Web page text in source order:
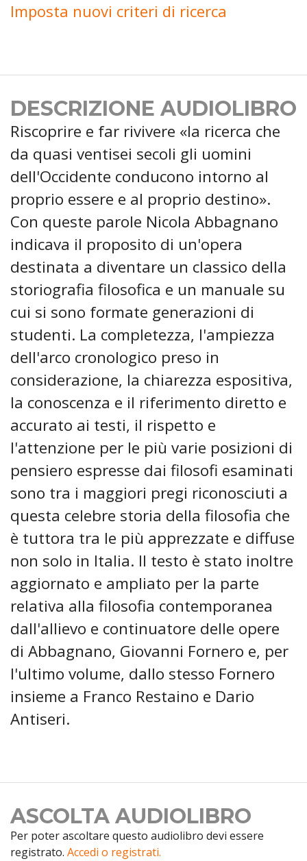
Imposta nuovi criteri di ricerca
DESCRIZIONE AUDIOLIBRO
Riscoprire e far rivivere «la ricerca che
da quasi ventisei secoli gli uomini
dell'Occidente conducono intorno al
proprio essere e al proprio destino».
Con queste parole Nicola Abbagnano
indicava il proposito di un'opera
destinata a diventare un classico della
storiografia filosofica e un manuale su
cui si sono formate generazioni di
studenti. La completezza, l'ampiezza
dell'arco cronologico preso in
considerazione, la chiarezza espositiva,
la conoscenza e il riferimento diretto e
accurato ai testi, il rispetto e
l'attenzione per le più varie posizioni di
pensiero espresse dai filosofi esaminati
sono tra i maggiori pregi riconosciuti a
questa celebre storia della filosofia che
è tuttora tra le più apprezzate e diffuse
non solo in Italia. Il testo è stato inoltre
aggiornato e ampliato per la parte
relativa alla filosofia contemporanea
dall'allievo e continuatore delle opere
di Abbagnano, Giovanni Fornero e, per
l'ultimo volume, dallo stesso Fornero
insieme a Franco Restaino e Dario
Antiseri.
ASCOLTA AUDIOLIBRO
Per poter ascoltare questo audiolibro devi essere
registrato. Accedi o registrati.